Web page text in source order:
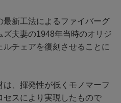
新工法によるファイバーグ
ズ夫妻の1948年当時のオリジ
チェアを復刻させることに
、揮発性が低くモノマーフ
セスにより実現したもので